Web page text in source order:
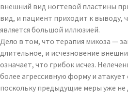
внешний вид ногтевой пластины
вид, и пациент приходит к выводу,
является большой иллюзией.
Дело в том, что терапия микоза —
длительное, и исчезновение
означает, что грибок исчез.
более агрессивную форму и атакует
поскольку предыдущие меры уже не